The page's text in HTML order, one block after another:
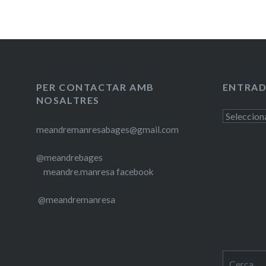
PER CONTACTAR AMB
NOSALTRES
meandremanresabages@gmail.com
@meandrebages
meandre.manresa facebook
@meandremanresa
Entrades